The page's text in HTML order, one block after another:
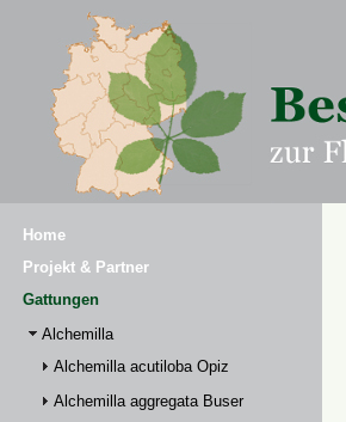
Home
Projekt & Partner
Gattungen
Alchemilla
Alchemilla acutiloba Opiz
Alchemilla aggregata Buser